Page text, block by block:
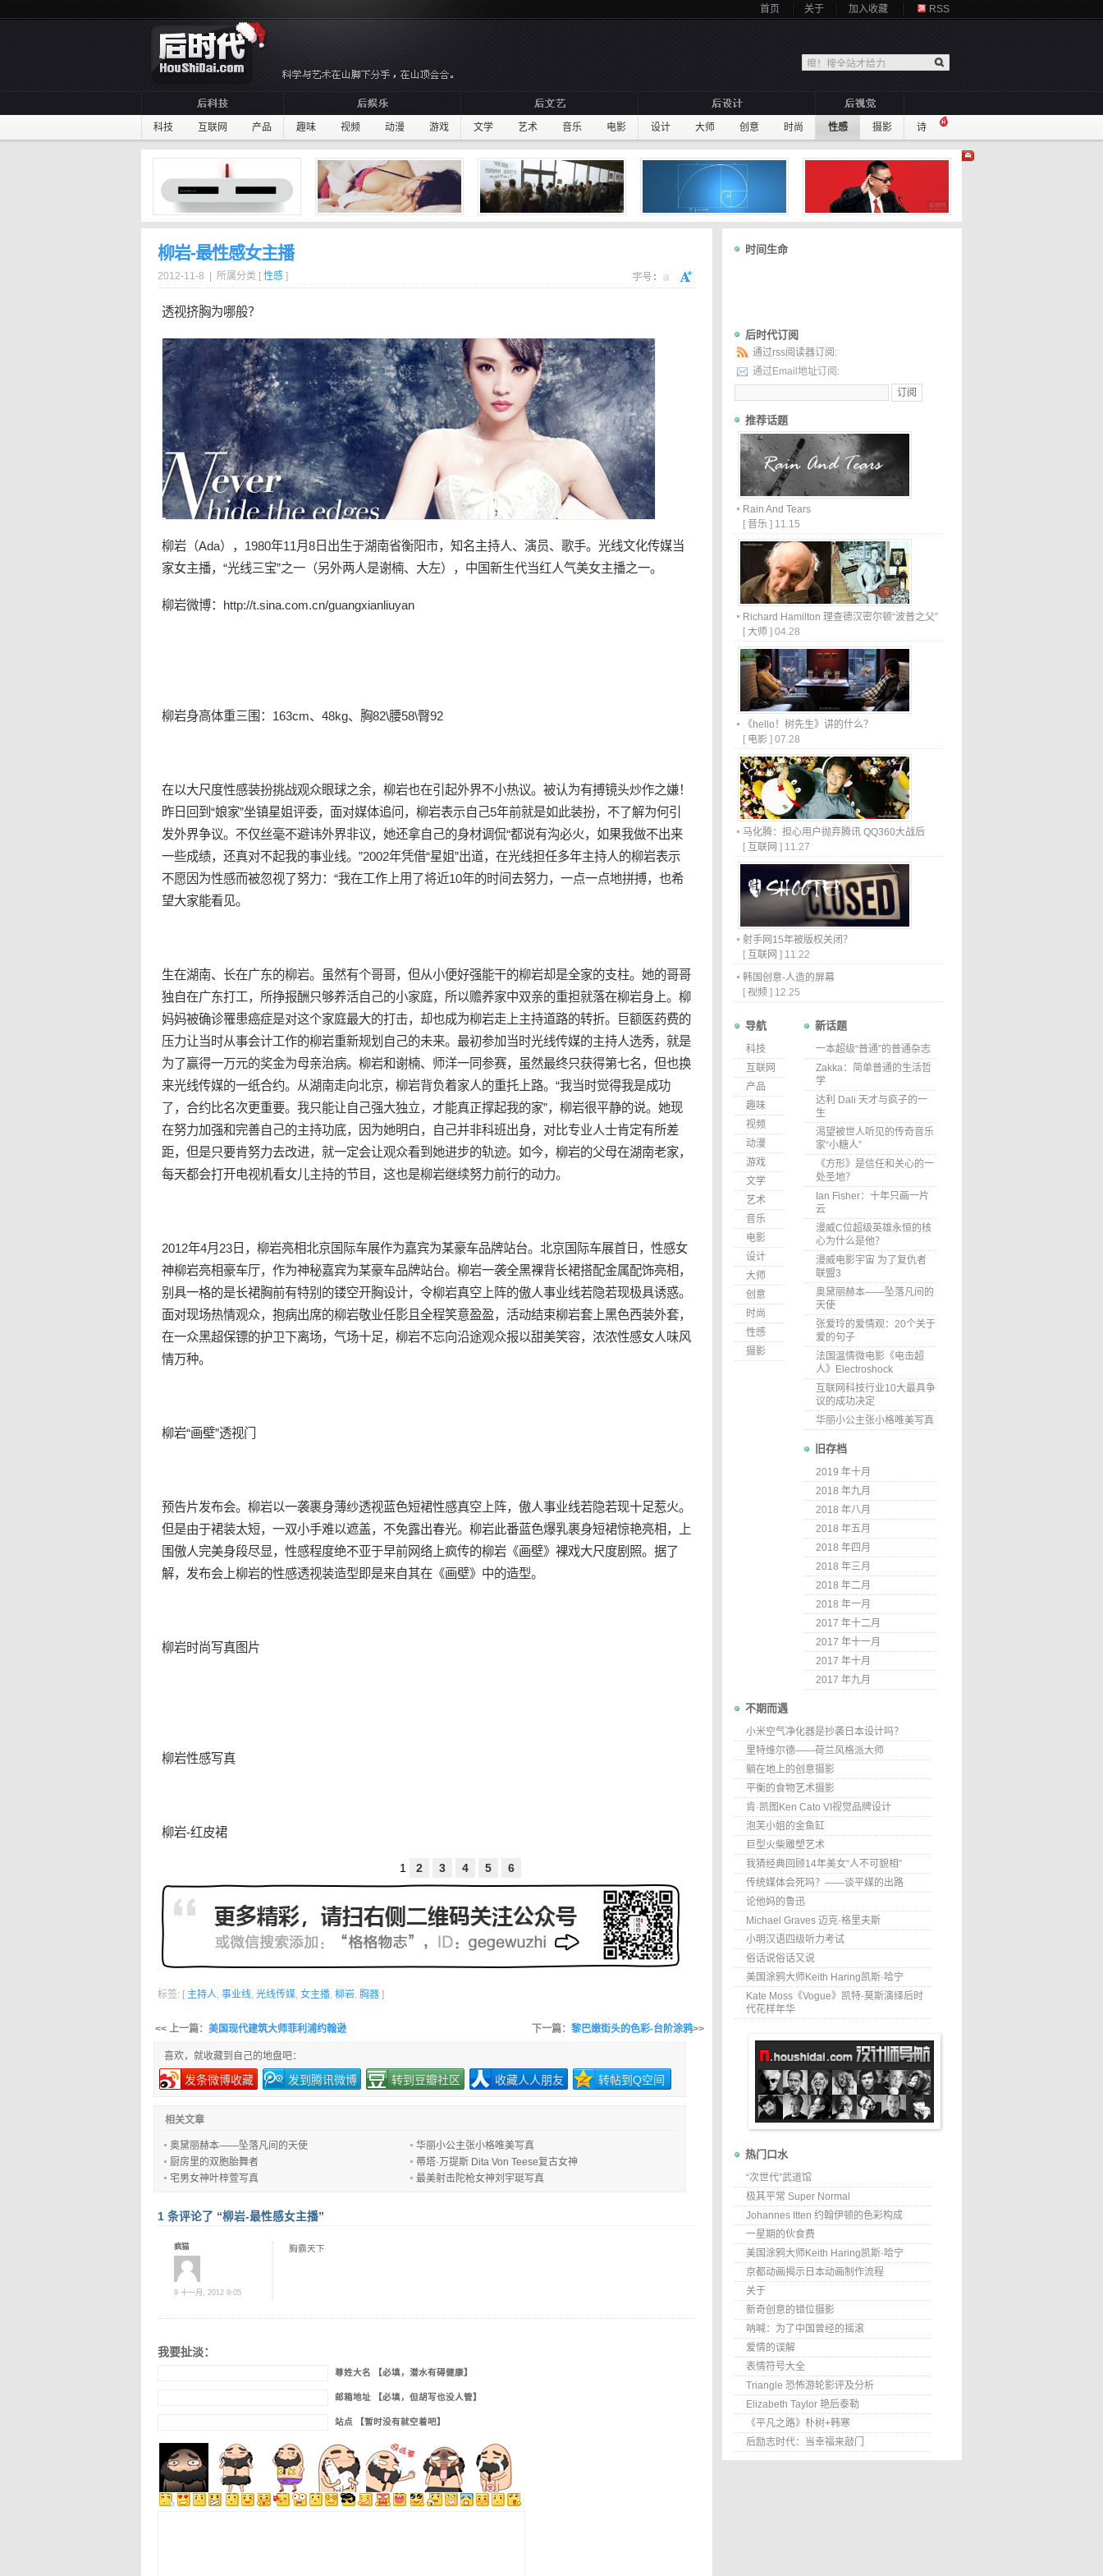
首页 关于 加入收藏 RSS
科技 互联网 产品 趣味 视频 动漫 游戏 文学 艺术 音乐 电影 设计 大师 创意 时尚 性感 摄影 诗
柳岩-最性感女主播
2012-11-8 | 所属分类 [ 性感 ]
透视挤胸为哪般？
柳岩 （Ada），1980年11月8日出生于湖南省衡阳市，知名主持人、演员、歌手。光线文化传媒当
家女主播，“光线三宝”之一（另外两人是谢楠、大左），中国新生代当红人气美女主播之一。
柳岩微博： http://t.sina.com.cn/guangxianliuyan
柳岩身高体重三围：163cm、48kg、胸82\腰58\臀92
在以大尺度性感装扮挑战观众眼球之余，柳岩也在引起外界不小热议。被认为有搏镜头炒作之嫌！
昨日回到“娘家”坐镇星姐评委，面对媒体追问，柳岩表示自己5年前就是如此装扮，不了解为何引
发外界争议。不仅丝毫不避讳外界非议，她还拿自己的身材调侃“都说有沟必火，如果我做不出来
一些成绩，还真对不起我的事业线。”2002年凭借“星姐”出道，在光线担任多年主持人的柳岩表示
不愿因为性感而被忽视了努力：“我在工作上用了将近10年的时间去努力，一点一点地拼搏，也希
望大家能看见。
生在湖南、长在广东的柳岩。虽然有个哥哥，但从小便好强能干的柳岩却是全家的支柱。她的哥哥
独自在广东打工，所挣报酬只够养活自己的小家庭，所以赡养家中双亲的重担就落在柳岩身上。柳
妈妈被确诊罹患癌症是对这个家庭最大的打击，却也成为柳岩走上主持道路的转折。巨额医药费的
压力让当时从事会计工作的柳岩重新规划自己的未来。最初参加当时光线传媒的主持人选秀，就是
为了赢得一万元的奖金为母亲治病。柳岩和谢楠、师洋一同参赛，虽然最终只获得第七名，但也换
来光线传媒的一纸合约。从湖南走向北京，柳岩背负着家人的重托上路。“我当时觉得我是成功
了，合约比名次更重要。我只能让自己强大独立，才能真正撑起我的家”，柳岩很平静的说。她现
在努力加强和完善自己的主持功底，因为她明白，自己并非科班出身，对比专业人士肯定有所差
距，但是只要肯努力去改进，就一定会让观众看到她进步的轨迹。如今，柳岩的父母在湖南老家，
每天都会打开电视机看女儿主持的节目，这也是柳岩继续努力前行的动力。
2012年4月23日，柳岩亮相北京国际车展作为嘉宾为某豪车品牌站台。北京国际车展首日，性感女
神柳岩亮相豪车厅，作为神秘嘉宾为某豪车品牌站台。柳岩一袭全黑裸背长裙搭配金属配饰亮相，
别具一格的是长裙胸前有特别的镂空开胸设计，令柳岩真空上阵的傲人事业线若隐若现极具诱惑。
面对现场热情观众，抱病出席的柳岩敬业任影且全程笑意盈盈，活动结束柳岩套上黑色西装外套，
在一众黑超保镖的护卫下离场，气场十足，柳岩不忘向沿途观众报以甜美笑容，浓浓性感女人味风
情万种。
柳岩“画壁”透视门
预告片发布会。柳岩以一袭裹身薄纱透视蓝色短裙性感真空上阵，傲人事业线若隐若现十足惹火。
但是由于裙装太短，一双小手难以遮盖，不免露出春光。柳岩此番蓝色爆乳裹身短裙惊艳亮相，上
围傲人完美身段尽显，性感程度绝不亚于早前网络上疯传的柳岩《画壁》裸戏大尺度剧照。据了
解，发布会上柳岩的性感透视装造型即是来自其在《画壁》中的造型。
柳岩时尚写真图片
柳岩性感写真
柳岩-红皮裙
1 2 3 4 5 6
标签: [ 主持人, 事业线, 光线传媒, 女主播, 柳岩, 胸器 ]
<< 上一篇： 美国现代建筑大师菲利浦约翰逊 下一篇： 黎巴嫩街头的色彩-台阶涂鸦>>
喜欢，就收藏到自己的地盘吧：
发条微博收藏 发到腾讯微博 转到豆瓣社区 收藏人人朋友 转帖到Q空间
相关文章
奥黛丽赫本——坠落凡间的天使
华丽小公主张小格唯美写真
厨房里的双胞胎舞者
蒂塔·万提斯 Dita Von Teese复古女神
宅男女神叶梓萱写真
最美射击陀枪女神刘宇珽写真
1 条评论了 “柳岩-最性感女主播”
疯猫
9 十一月, 2012 9:05
胸霸天下
我要扯淡：
尊姓大名 【必填，潜水有碍健康】
邮箱地址 【必填，但胡写也没人管】
站点 【暂时没有就空着吧】
时间生命
后时代订阅
通过rss阅读器订阅:
通过Email地址订阅:
推荐话题
Rain And Tears
[ 音乐 ] 11.15
Richard Hamilton 理查德汉密尔顿“波普之父”
[ 大师 ] 04.28
《hello！树先生》讲的什么？
[ 电影 ] 07.28
马化腾：担心用户抛弃腾讯 QQ360大战后
[ 互联网 ] 11.27
射手网15年被版权关闭？
[ 互联网 ] 11.22
韩国创意-人造的屏幕
[ 视频 ] 12.25
导航
科技
互联网
产品
趣味
视频
动漫
游戏
文学
艺术
音乐
电影
设计
大师
创意
时尚
性感
摄影
新话题
一本超级“普通”的普通杂志
Zakka：简单普通的生活哲
学
达利 Dali 天才与疯子的一
生
渴望被世人听见的传奇音乐
家“小糖人”
《方形》是信任和关心的一
处圣地？
Ian Fisher：十年只画一片
云
漫威C位超级英雄永恒的核
心为什么是他？
漫威电影宇宙 为了复仇者
联盟3
奥黛丽赫本——坠落凡间的
天使
张爱玲的爱情观：20个关于
爱的句子
法国温情微电影《电击超
人》Electroshock
互联网科技行业10大最具争
议的成功决定
华丽小公主张小格唯美写真
旧存档
2019 年十月
2018 年九月
2018 年八月
2018 年五月
2018 年四月
2018 年三月
2018 年二月
2018 年一月
2017 年十二月
2017 年十一月
2017 年十月
2017 年九月
不期而遇
小米空气净化器是抄袭日本设计吗？
里特维尔德——荷兰风格派大师
躺在地上的创意摄影
平衡的食物艺术摄影
肯·凯图Ken Cato VI视觉品牌设计
泡芙小姐的金鱼缸
巨型火柴雕塑艺术
我猜经典回顾14年美女“人不可貌相”
传统媒体会死吗？——谈平媒的出路
论他妈的鲁迅
Michael Graves 迈克·格里夫斯
小明汉语四级听力考试
俗话说俗话又说
美国涂鸦大师Keith Haring凯斯·哈宁
Kate Moss《Vogue》凯特-莫斯演绎后时
代花样年华
热门口水
“次世代”武道馆
极其平常 Super Normal
Johannes Itten 约翰伊顿的色彩构成
一星期的伙食费
美国涂鸦大师Keith Haring凯斯·哈宁
京都动画揭示日本动画制作流程
关于
新奇创意的错位摄影
呐喊：为了中国曾经的摇滚
爱情的误解
表情符号大全
Triangle 恐怖游轮影评及分析
Elizabeth Taylor 艳后泰勒
《平凡之路》朴树+韩寒
后励志时代：当幸福来敲门